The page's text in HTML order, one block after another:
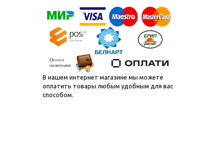
В нашем интернет магазине мы можете
оплатить товары любым удобным для вас
способом.